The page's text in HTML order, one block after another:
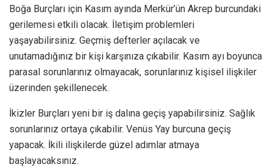
Boğa Burçları için Kasım ayında Merkür’ün Akrep burcundaki
gerilemesi etkili olacak. İletişim problemleri
yaşayabilirsiniz. Geçmiş defterler açılacak ve
unutamadığınız bir kişi karşınıza çıkabilir. Kasım ayı boyunca
parasal sorunlarınız olmayacak, sorunlarınız kişisel ilişkiler
üzerinden şekillenecek.
İkizler Burçları yeni bir iş dalına geçiş yapabilirsiniz. Sağlık
sorunlarınız ortaya çıkabilir. Venüs Yay burcuna geçiş
yapacak. İkili ilişkilerde güzel adımlar atmaya
başlayacaksınız.